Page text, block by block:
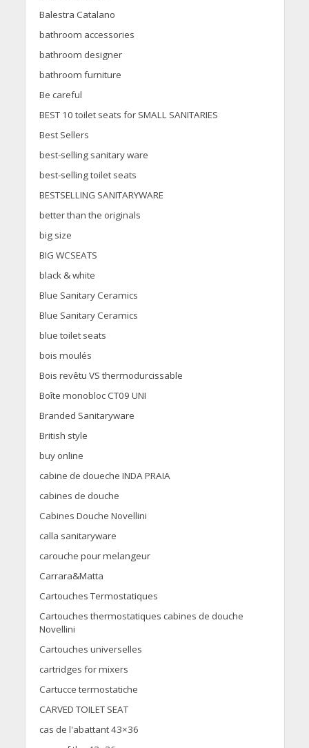
Balestra Catalano
bathroom accessories
bathroom designer
bathroom furniture
Be careful
BEST 10 toilet seats for SMALL SANITARIES
Best Sellers
best-selling sanitary ware
best-selling toilet seats
BESTSELLING SANITARYWARE
better than the originals
big size
BIG WCSEATS
black & white
Blue Sanitary Ceramics
Blue Sanitary Ceramics
blue toilet seats
bois moulés
Bois revêtu VS thermodurcissable
Boîte monobloc CT09 UNI
Branded Sanitaryware
British style
buy online
cabine de doueche INDA PRAIA
cabines de douche
Cabines Douche Novellini
calla sanitaryware
carouche pour melangeur
Carrara&Matta
Cartouches Termostatiques
Cartouches thermostatiques cabines de douche
Novellini
Cartouches universelles
cartridges for mixers
Cartucce termostatiche
CARVED TOILET SEAT
cas de l'abattant 43×36